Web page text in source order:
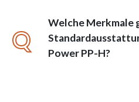
Q
Welche Merkmale
Power PP-H?